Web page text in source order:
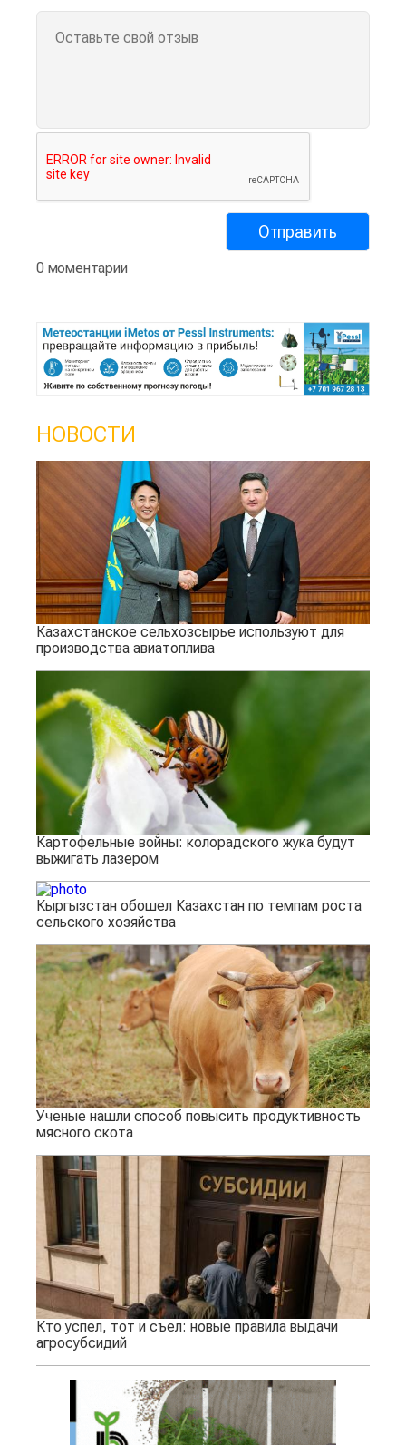
0 моментарии
НОВОСТИ
Казахстанское сельхозсырье используют для
производства авиатоплива
Картофельные войны: колорадского жука будут
выжигать лазером
Кыргызстан обошел Казахстан по темпам роста
сельского хозяйства
Ученые нашли способ повысить продуктивность
мясного скота
Кто успел, тот и съел: новые правила выдачи
агросубсидий